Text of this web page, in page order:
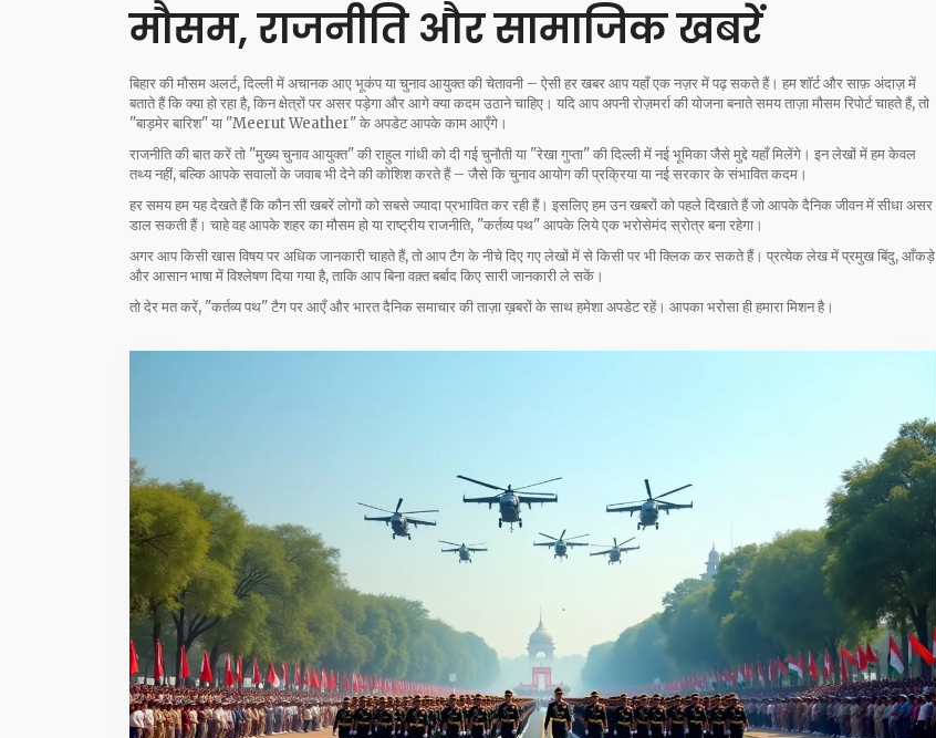
मौसम, राजनीति और सामाजिक खबरें
बिहार की मौसम अलर्ट, दिल्ली में अचानक आए भूकंप या चुनाव आयुक्त की चेतावनी – ऐसी हर खबर आप यहाँ एक नज़र में पढ़ सकते हैं। हम शॉर्ट और साफ़ अंदाज़ में
बताते हैं कि क्या हो रहा है, किन क्षेत्रों पर असर पड़ेगा और आगे क्या कदम उठाने चाहिए। यदि आप अपनी रोज़मर्रा की योजना बनाते समय ताज़ा मौसम रिपोर्ट चाहते हैं, तो
"बाड़मेर बारिश" या "Meerut Weather" के अपडेट आपके काम आएँगे।
राजनीति की बात करें तो "मुख्य चुनाव आयुक्त" की राहुल गांधी को दी गई चुनौती या "रेखा गुप्ता" की दिल्ली में नई भूमिका जैसे मुद्दे यहाँ मिलेंगे। इन लेखों में हम केवल
तथ्य नहीं, बल्कि आपके सवालों के जवाब भी देने की कोशिश करते हैं – जैसे कि चुनाव आयोग की प्रक्रिया या नई सरकार के संभावित कदम।
हर समय हम यह देखते हैं कि कौन सी खबरें लोगों को सबसे ज्यादा प्रभावित कर रही हैं। इसलिए हम उन खबरों को पहले दिखाते हैं जो आपके दैनिक जीवन में सीधा असर
डाल सकती हैं। चाहे वह आपके शहर का मौसम हो या राष्ट्रीय राजनीति, "कर्तव्य पथ" आपके लिये एक भरोसेमंद स्रोत्र बना रहेगा।
अगर आप किसी खास विषय पर अधिक जानकारी चाहते हैं, तो आप टैग के नीचे दिए गए लेखों में से किसी पर भी क्लिक कर सकते हैं। प्रत्येक लेख में प्रमुख बिंदु, आँकड़े
और आसान भाषा में विश्लेषण दिया गया है, ताकि आप बिना वक़्त बर्बाद किए सारी जानकारी ले सकें।
तो देर मत करें, "कर्तव्य पथ" टैग पर आएँ और भारत दैनिक समाचार की ताज़ा ख़बरों के साथ हमेशा अपडेट रहें। आपका भरोसा ही हमारा मिशन है।